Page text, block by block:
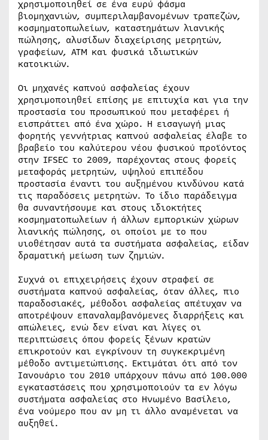
χρησιμοποιηθεί σε ένα ευρύ φάσμα
βιομηχανιών, συμπεριλαμβανομένων τραπεζών,
κοσμηματοπωλείων, καταστημάτων λιανικής
πώλησης, αλυσίδων διαχείρισης μετρητών,
γραφείων, ATM και φυσικά ιδιωτικών
κατοικιών.
Οι μηχανές καπνού ασφαλείας έχουν
χρησιμοποιηθεί επίσης με επιτυχία και για την
προστασία του προσωπικού που μεταφέρει ή
εισπράττει από ένα χώρο. Η εισαγωγή μιας
φορητής γεννήτριας καπνού ασφαλείας έλαβε το
βραβείο του καλύτερου νέου φυσικού προϊόντος
στην IFSEC το 2009, παρέχοντας στους φορείς
μεταφοράς μετρητών, υψηλού επιπέδου
προστασία έναντι του αυξημένου κινδύνου κατά
τις παραδόσεις μετρητών. Το ίδιο παράδειγμα
θα συναντήσουμε και στους ιδιοκτήτες
κοσμηματοπωλείων ή άλλων εμπορικών χώρων
λιανικής πώλησης, οι οποίοι με το που
υιοθέτησαν αυτά τα συστήματα ασφαλείας, είδαν
δραματική μείωση των ζημιών.
Συχνά οι επιχειρήσεις έχουν στραφεί σε
συστήματα καπνού ασφαλείας, όταν άλλες, πιο
παραδοσιακές, μέθοδοι ασφαλείας απέτυχαν να
αποτρέψουν επαναλαμβανόμενες διαρρήξεις και
απώλειες, ενώ δεν είναι και λίγες οι
περιπτώσεις όπου φορείς ξένων κρατών
επικροτούν και εγκρίνουν τη συγκεκριμένη
μέθοδο αντιμετώπισης. Εκτιμάται ότι από τον
Ιανουάριο του 2010 υπάρχουν πάνω από 100.000
εγκαταστάσεις που χρησιμοποιούν τα εν λόγω
συστήματα ασφαλείας στο Ηνωμένο Βασίλειο,
ένα νούμερο που αν μη τι άλλο αναμένεται να
αυξηθεί.